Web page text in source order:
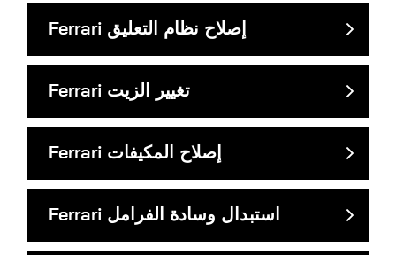
Ferrari إصلاح نظام التعليق
Ferrari تغيير الزيت
Ferrari إصلاح المكيفات
Ferrari استبدال وسادة الفرامل